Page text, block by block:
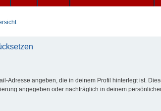
Adresse angeben, die in deinem Profil hinterlegt ist.
angegeben oder nachträglich in deinem